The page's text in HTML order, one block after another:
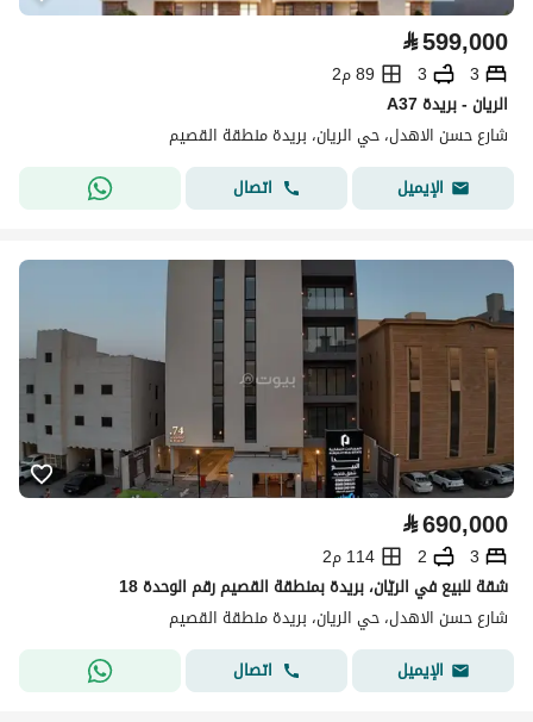
⃁599,000
3
3
89 م2
A37 الريان - بريدة
شارع حسن الاهدل، حي الريان، بريدة منطقة القصيم
الإيميل
اتصال
⃁690,000
3
2
114 م2
شقة للبيع في الريّان، بريدة بمنطقة القصيم رقم الوحدة 18
شارع حسن الاهدل، حي الريان، بريدة منطقة القصيم
الإيميل
اتصال